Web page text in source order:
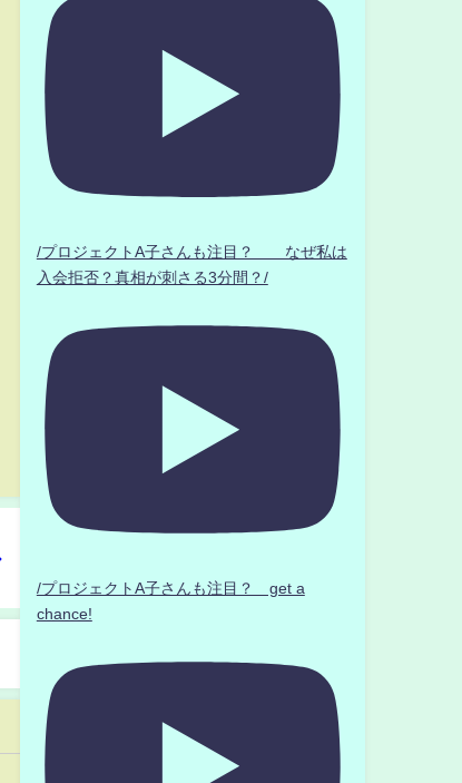
/プロジェクトA子さんも注目？ なぜ私は
入会拒否？真相が刺さる3分間？/
/プロジェクトA子さんも注目？ get a
chance!